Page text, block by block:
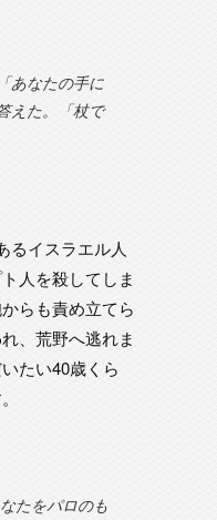
あなたの手に
えた。「杖で
るイスラエル人
人を殺してしま
らも責め立てら
、荒野へ逃れま
たい40歳くら
たをパロのも